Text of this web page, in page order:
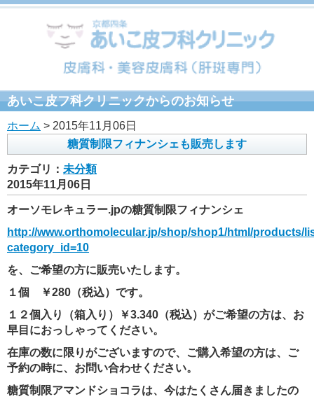
あいこ皮フ科クリニックからのお知らせ
ホーム > 2015年11月06日
糖質制限フィナンシェも販売します
カテゴリ： 未分類
2015年11月06日
オーソモレキュラー.jpの糖質制限フィナンシェ
http://www.orthomolecular.jp/shop/shop1/html/products/
category_id=10
を、ご希望の方に販売いたします。
１個 ￥280（税込）です。
１２個入り（箱入り）￥3.340（税込）がご希望の方は、お
早目におっしゃってください。
在庫の数に限りがございますので、ご購入希望の方は、ご
予約の時に、お問い合わせください。
糖質制限アマンドショコラは、今はたくさん届きましたの